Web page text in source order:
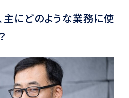
主にどのような業務に使